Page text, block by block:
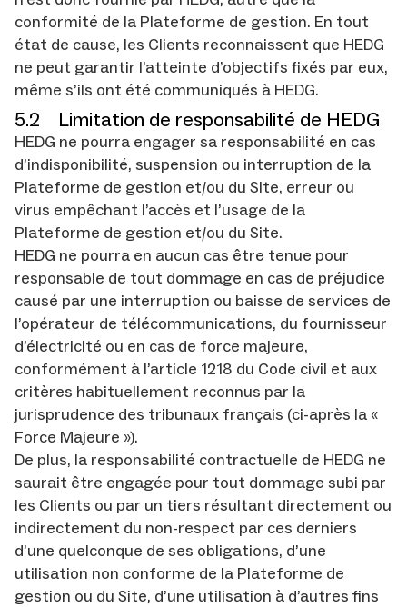
conformité de la Plateforme de gestion. En tout
état de cause, les Clients reconnaissent que HEDG
ne peut garantir l’atteinte d’objectifs fixés par eux,
même s’ils ont été communiqués à HEDG.
5.2 Limitation de responsabilité de HEDG
HEDG ne pourra engager sa responsabilité en cas
d’indisponibilité, suspension ou interruption de la
Plateforme de gestion et/ou du Site, erreur ou
virus empêchant l’accès et l’usage de la
Plateforme de gestion et/ou du Site.
HEDG ne pourra en aucun cas être tenue pour
responsable de tout dommage en cas de préjudice
causé par une interruption ou baisse de services de
l’opérateur de télécommunications, du fournisseur
d’électricité ou en cas de force majeure,
conformément à l’article 1218 du Code civil et aux
critères habituellement reconnus par la
jurisprudence des tribunaux français (ci-après la «
Force Majeure »).
De plus, la responsabilité contractuelle de HEDG ne
saurait être engagée pour tout dommage subi par
les Clients ou par un tiers résultant directement ou
indirectement du non-respect par ces derniers
d’une quelconque de ses obligations, d’une
utilisation non conforme de la Plateforme de
gestion ou du Site, d’une utilisation à d’autres fins